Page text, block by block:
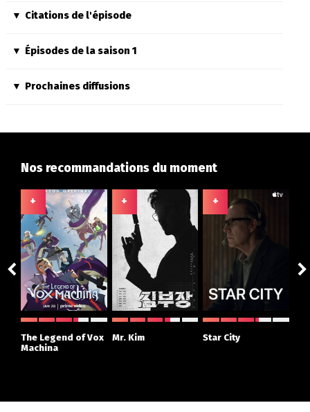
Citations de l'épisode
Épisodes de la saison 1
Prochaines diffusions
Nos recommandations du moment
+
The Legend of Vox
Machina
+
Mr. Kim
+
Star City